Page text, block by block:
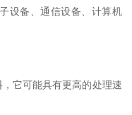
设备、通信设备、计算机
它可能具有更高的处理速